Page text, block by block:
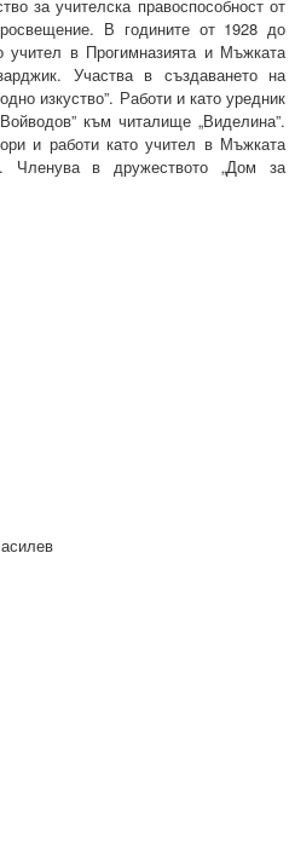
за учителска правоспособност от
В годините от 1928 до
учител в Прогимназията и Мъжката
Участва в създаването на
изкуство”. Работи и като уредник
към читалище „Виделина”.
и работи като учител в Мъжката
Членува в дружеството „Дом за